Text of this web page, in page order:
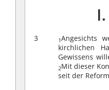
3 1Angesichts
kirchlichen
Gewissens
2Mit dieser
seit der